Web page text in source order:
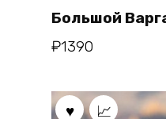
Большой
₽1390